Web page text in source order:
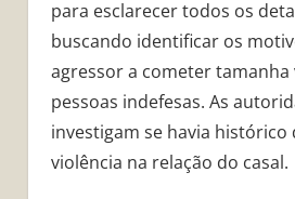
para esclarecer todos os
buscando identificar os
agressor a cometer
pessoas indefesas. As
investigam se havia histórico
violência na relação do casal.